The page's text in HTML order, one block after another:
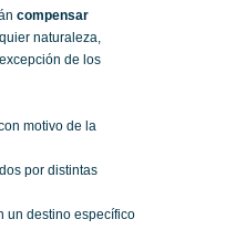
compensar
naturaleza,
de los
motivo de la
por distintas
un destino específico